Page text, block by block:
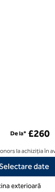
un hotel SLH
De la* £260
la achiziția în
date
exterioară